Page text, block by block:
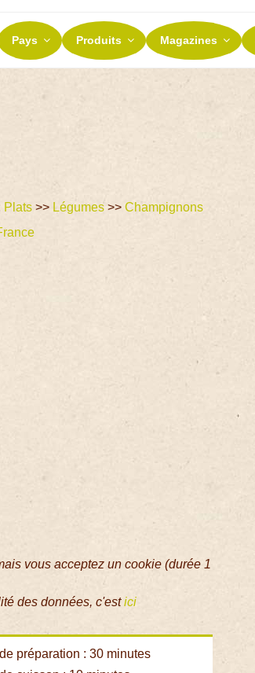
TERROIRS
Pays Produits Magazines
Plats >> Légumes >>Champignons
vous acceptez un cookie (durée 1
des données, c'estici
préparation : 30 minutes